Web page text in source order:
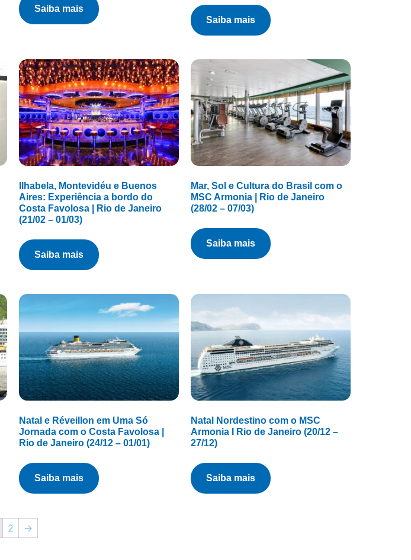
saiba mais
saiba mais
Ilhabela, Montevidéu e Buenos
Aires: Experiência a bordo do
Costa Favolosa | Rio de Janeiro
(21/02 – 01/03)
saiba mais
Mar, Sol e Cultura do Brasil com o
MSC Armonia | Rio de Janeiro
(28/02 – 07/03)
saiba mais
Natal e Réveillon em Uma Só
Jornada com o Costa Favolosa |
Rio de Janeiro (24/12 – 01/01)
saiba mais
Natal Nordestino com o MSC
Armonia I Rio de Janeiro (20/12 –
27/12)
saiba mais
2 →